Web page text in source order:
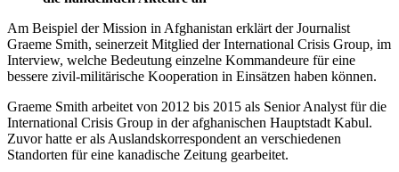
Am Beispiel der Mission in Afghanistan erklärt der Journalist
Graeme Smith, seinerzeit Mitglied der International Crisis Group, im
Interview, welche Bedeutung einzelne Kommandeure für eine
bessere zivil-militärische Kooperation in Einsätzen haben können.
Graeme Smith arbeitet von 2012 bis 2015 als Senior Analyst für die
International Crisis Group in der afghanischen Hauptstadt Kabul.
Zuvor hatte er als Auslandskorrespondent an verschiedenen
Standorten für eine kanadische Zeitung gearbeitet.